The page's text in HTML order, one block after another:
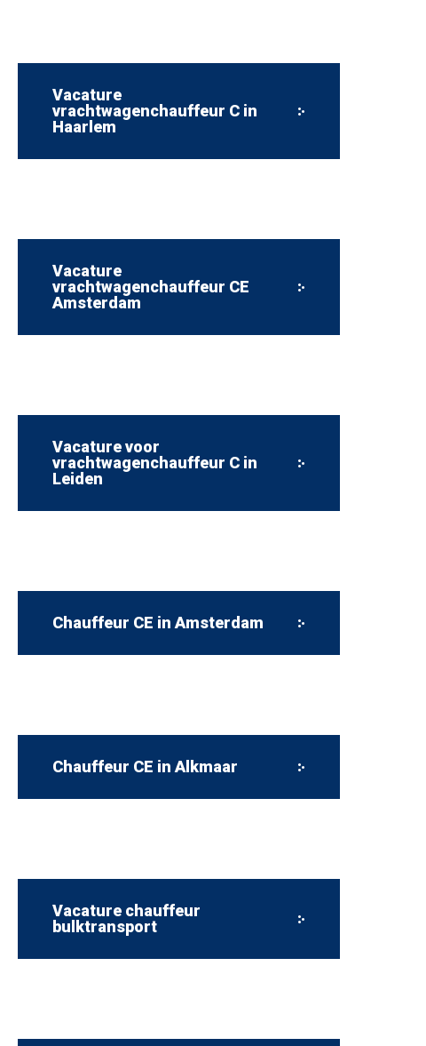
Vacature
vrachtwagenchauffeur C in
Haarlem
Vacature
vrachtwagenchauffeur CE
Amsterdam
Vacature voor
vrachtwagenchauffeur C in
Leiden
Chauffeur CE in Amsterdam
Chauffeur CE in Alkmaar
Vacature chauffeur
bulktransport